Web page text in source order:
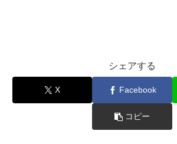
シェアする
X Facebook
コピー